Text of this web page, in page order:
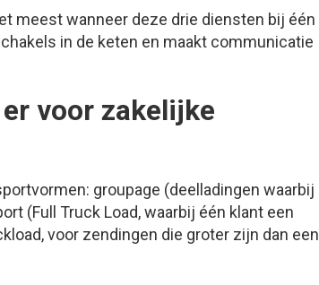
meest wanneer deze drie diensten bij één
in de keten en maakt communicatie
voor zakelijke
groupage (deelladingen waarbij
(Full Truck Load, waarbij één klant een
voor zendingen die groter zijn dan een